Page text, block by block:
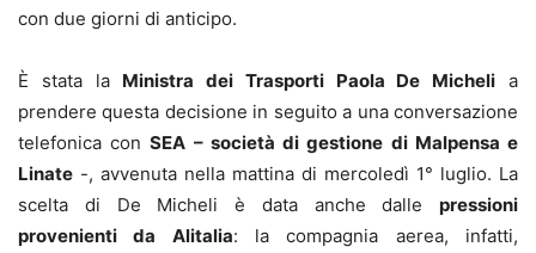
con due giorni di anticipo.
È stata la Ministra dei Trasporti Paola De Micheli a
prendere questa decisione in seguito a una conversazione
telefonica conSEA – società di gestione di Malpensa e
Linate -, avvenuta nella mattina di mercoledì 1° luglio. La
scelta di De Micheli è data anche dalle pressioni
provenienti da Alitalia: la compagnia aerea, infatti,